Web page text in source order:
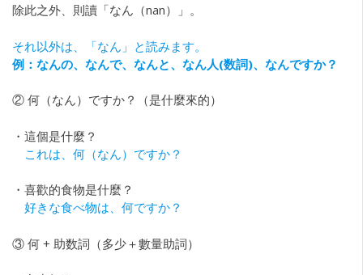
除此之外、則讀「なん（nan）」。
それ以外は、「なん」と読みます。
例：なんの、なんで、なんと、なん人(数詞)、なんですか？
② 何（なん）ですか？（是什麼來的）
・這個是什麼？
これは、何（なん）ですか？
・喜歡的食物是什麼？
好きな食べ物は、何ですか？
③ 何 + 助数詞（多少＋數量助詞）